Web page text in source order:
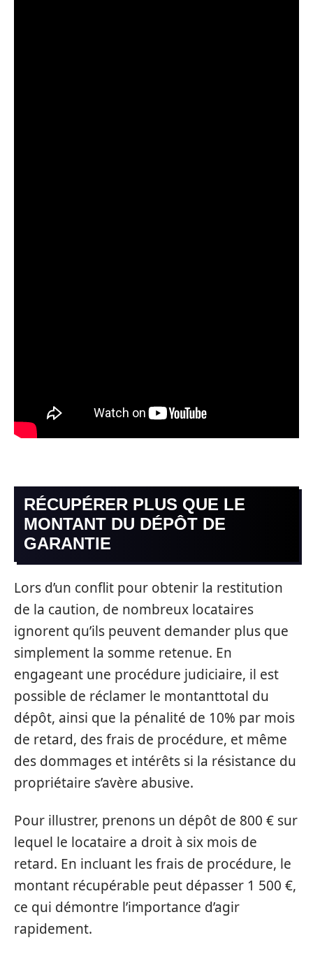
RÉCUPÉRER PLUS QUE LE
MONTANT DU DÉPÔT DE
GARANTIE
Lors d’un conflit pour obtenir la restitution
de la caution, de nombreux locataires
ignorent qu’ils peuvent demander plus que
simplement la somme retenue. En
engageant une procédure judiciaire, il est
possible de réclamer le montanttotal du
dépôt, ainsi que la pénalité de 10% par mois
de retard, des frais de procédure, et même
des dommages et intérêts si la résistance du
propriétaire s’avère abusive.
Pour illustrer, prenons un dépôt de 800 € sur
lequel le locataire a droit à six mois de
retard. En incluant les frais de procédure, le
montant récupérable peut dépasser 1 500 €,
ce qui démontre l’importance d’agir
rapidement.